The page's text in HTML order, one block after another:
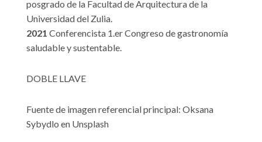
posgrado de la Facultad de Arquitectura de la
Universidad del Zulia.
2021 Conferencista 1.er Congreso de gastronomía
saludable y sustentable.
DOBLE LLAVE
Fuente de imagen referencial principal: Oksana
Sybydlo en Unsplash